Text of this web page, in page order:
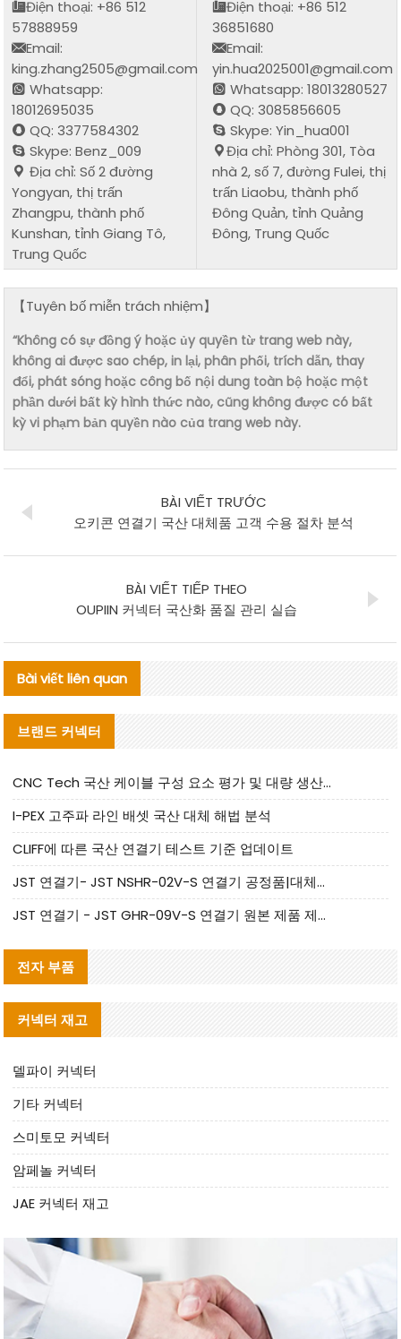
Điện thoại: +86 512
57888959
Email:
king.zhang2505@gmail.com
Whatsapp:
18012695035
QQ: 3377584302
Skype: Benz_009
Địa chỉ: Số 2 đường
Yongyan, thị trấn
Zhangpu, thành phố
Kunshan, tỉnh Giang Tô,
Trung Quốc
Điện thoại: +86 512
36851680
Email:
yin.hua2025001@gmail.com
Whatsapp: 18013280527
QQ: 3085856605
Skype: Yin_hua001
Địa chỉ: Phòng 301, Tòa
nhà 2, số 7, đường Fulei, thị
trấn Liaobu, thành phố
Đông Quản, tỉnh Quảng
Đông, Trung Quốc
【Tuyên bố miễn trách nhiệm】
“Không có sự đồng ý hoặc ủy quyền từ trang web này,
không ai được sao chép, in lại, phân phối, trích dẫn, thay
đổi, phát sóng hoặc công bố nội dung toàn bộ hoặc một
phần dưới bất kỳ hình thức nào, cũng không được có bất
kỳ vi phạm bản quyền nào của trang web này.
BÀI VIẾT TRƯỚC
오키콘 연결기 국산 대체품 고객 수용 절차 분석
BÀI VIẾT TIẾP THEO
OUPIIN 커넥터 국산화 품질 관리 실습
Bài viết liên quan
브랜드 커넥터
CNC Tech 국산 케이블 구성 요소 평가 및 대량 생산 적합성 가이드
I-PEX 고주파 라인 배셋 국산 대체 해법 분석
CLIFF에 따른 국산 연결기 테스트 기준 업데이트
JST 연결기- JST NSHR-02V-S 연결기 공정품|대체품 제공
JST 연결기 - JST GHR-09V-S 연결기 원본 제품 제공 | 대체품 제공
전자 부품
커넥터 재고
델파이 커넥터
기타 커넥터
스미토모 커넥터
암페놀 커넥터
JAE 커넥터 재고